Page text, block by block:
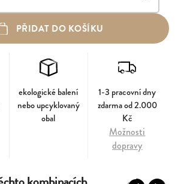
PŘIDAT DO KOŠÍKU
ekologické balení
nebo upcyklovaný
obal
1-3 pracovní dny
zdarma od 2.000
Kč
Možnosti
dopravy